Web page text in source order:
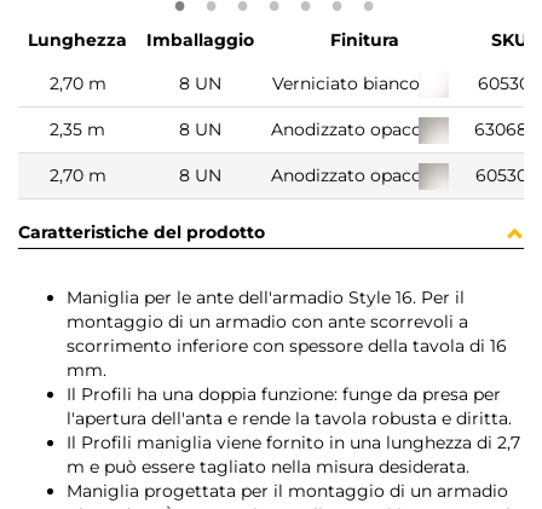
Lunghezza Imballaggio Finitura
SKU
2,70 m
8 UN Verniciato bianco
2,35 m 8 UN Anodizzato opaco
2,70 m 8 UN Anodizzato opaco
Caratteristiche del prodotto
Maniglia per le ante dell'armadio Style 16. Per il
montaggio di un armadio con ante scorrevoli a
scorrimento inferiore con spessore della tavola di 16
mm.
Il Profili ha una doppia funzione: funge da presa per
l'apertura dell'anta e rende la tavola robusta e diritta.
Il Profili maniglia viene fornito in una lunghezza di 2,7
m e può essere tagliato nella misura desiderata.
Maniglia progettata per il montaggio di un armadio